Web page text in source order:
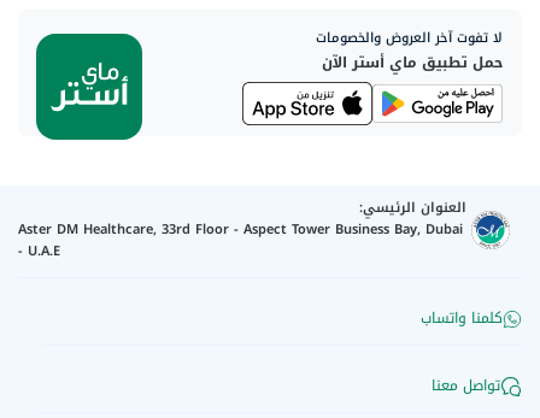
لا تفوت آخر العروض والخصومات
حمل تطبيق ماي أستر الآن
العنوان الرئيسي:
Aster DM Healthcare, 33rd Floor - Aspect Tower Business Bay, Dubai
- U.A.E
كلمنا واتساب
تواصل معنا